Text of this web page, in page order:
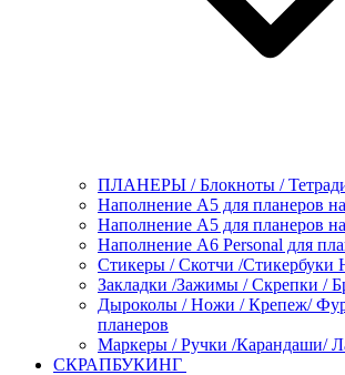
ПЛАНЕРЫ / Блокноты /
Наполнение А5 для планеров
Наполнение А5 для планеров
Наполнение А6 Personal для
Стикеры / Скотчи /Стикербуки
Закладки /Зажимы / Скрепки /
Дыроколы / Ножи / Крепеж/
планеров
Маркеры / Ручки /Карандаши/
СКРАПБУКИНГ